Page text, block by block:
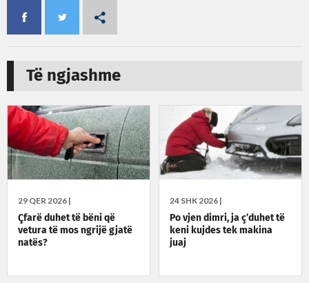
Të ngjashme
29 QER 2026 |
Çfarë duhet të bëni që
vetura të mos ngrijë gjatë
natës?
24 SHK 2026 |
Po vjen dimri, ja ç’duhet të
keni kujdes tek makina
juaj